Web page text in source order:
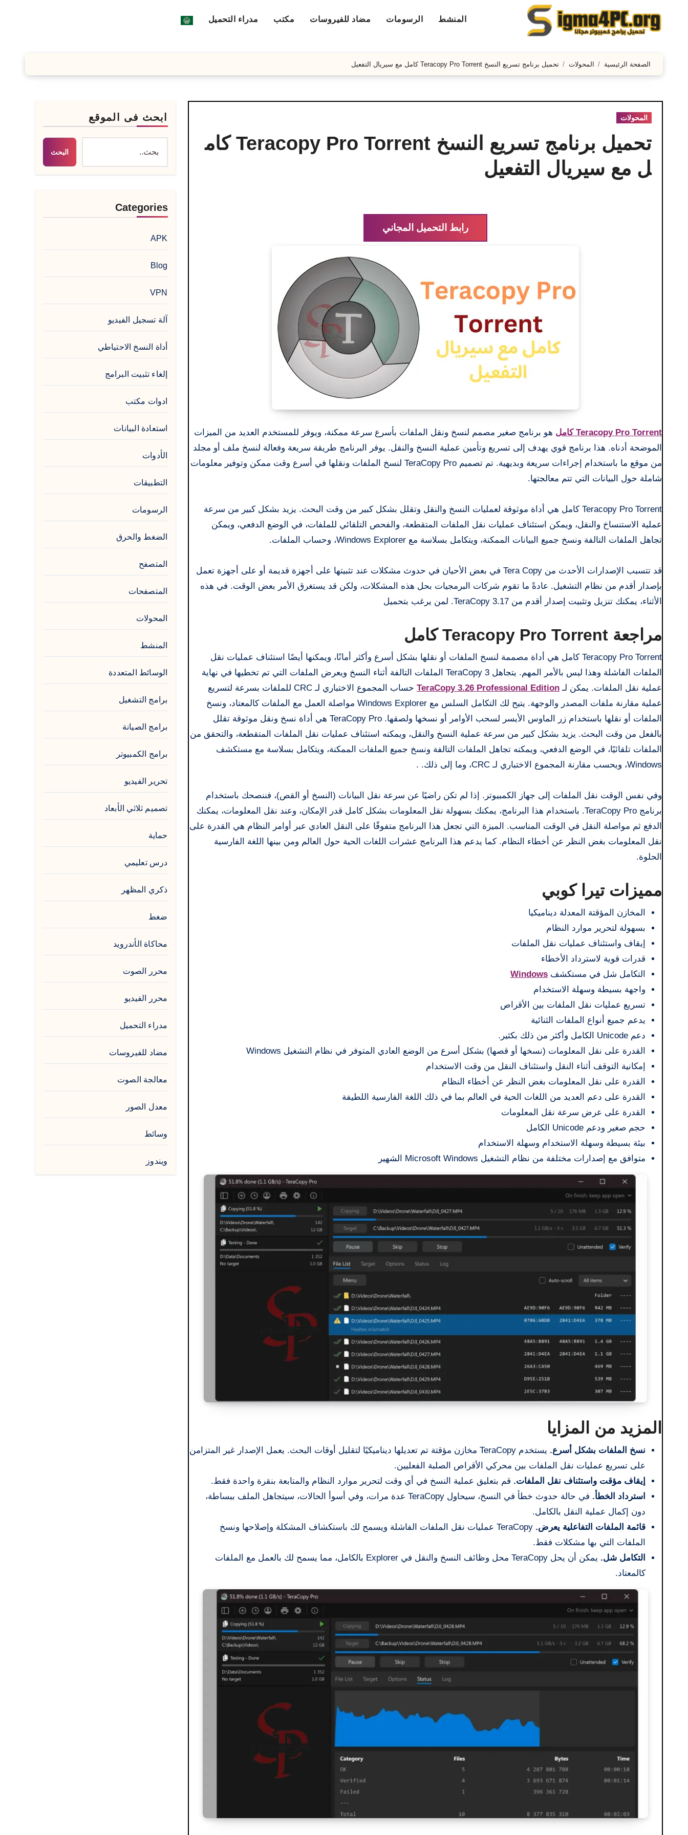
المنشط الرسومات مضاد للفيروسات مكتب مدراء التحميل
الصفحة الرئيسية المحولات تحميل برنامج تسريع النسخ Teracopy Pro Torrent كامل مع سيريال التفعيل
المحولات
تحميل برنامج تسريع النسخ Teracopy Pro Torrent كام
ل مع سيريال التفعيل
رابط التحميل المجاني
Teracopy Pro Torrent كامل
هو برنامج صغير مصمم لنسخ ونقل الملفات بأسرع سرعة ممكنة، ويوفر للمستخدم العديد من الميزات
الموضحة أدناه. هذا برنامج قوي يهدف إلى تسريع وتأمين عملية النسخ والنقل. يوفر البرنامج طريقة سريعة وفعالة لنسخ ملف أو مجلد
من موقع ما باستخدام إجراءات سريعة وبديهية. تم تصميم TeraCopy Pro لنسخ الملفات ونقلها في أسرع وقت ممكن وتوفير معلومات
شاملة حول البيانات التي تتم معالجتها.
Teracopy Pro Torrent كامل هي أداة موثوقة لعمليات النسخ والنقل وتقلل بشكل كبير من وقت البحث. يزيد بشكل كبير من سرعة
عملية الاستنساخ والنقل، ويمكن استئناف عمليات نقل الملفات المتقطعة، والفحص التلقائي للملفات، في الوضع الدفعي، ويمكن
تجاهل الملفات التالفة ونسخ جميع البيانات الممكنة، ويتكامل بسلاسة مع Windows Explorer، وحساب الملفات.
قد تتسبب الإصدارات الأحدث من Tera Copy في بعض الأحيان في حدوث مشكلات عند تثبيتها على أجهزة قديمة أو على أجهزة تعمل
بإصدار أقدم من نظام التشغيل. عادةً ما تقوم شركات البرمجيات بحل هذه المشكلات، ولكن قد يستغرق الأمر بعض الوقت. في هذه
الأثناء، يمكنك تنزيل وتثبيت إصدار أقدم من TeraCopy 3.17. لمن يرغب بتحميل
مراجعة Teracopy Pro Torrent كامل
Teracopy Pro Torrent كامل هي أداة مصممة لنسخ الملفات أو نقلها بشكل أسرع وأكثر أمانًا، ويمكنها أيضًا استئناف عمليات نقل
الملفات الفاشلة وهذا ليس بالأمر المهم. يتجاهل TeraCopy 3 الملفات التالفة أثناء النسخ ويعرض الملفات التي تم تخطيها في نهاية
عملية نقل الملفات. يمكن لـ TeraCopy 3.26 Professional Edition
حساب المجموع الاختباري لـ CRC للملفات بسرعة لتسريع
عملية مقارنة ملفات المصدر والوجهة. يتيح لك التكامل السلس مع Windows Explorer مواصلة العمل مع الملفات كالمعتاد، ونسخ
الملفات أو نقلها باستخدام زر الماوس الأيسر لسحب الأوامر أو نسخها ولصقها. TeraCopy Pro هي أداة نسخ ونقل موثوقة تقلل
بالفعل من وقت البحث. يزيد بشكل كبير من سرعة عملية النسخ والنقل، ويمكنه استئناف عمليات نقل الملفات المتقطعة، والتحقق من
الملفات تلقائيًا، في الوضع الدفعي، ويمكنه تجاهل الملفات التالفة ونسخ جميع الملفات الممكنة، ويتكامل بسلاسة مع مستكشف
Windows، ويحسب مقارنة المجموع الاختباري لـ CRC، وما إلى ذلك. .
وفي نفس الوقت نقل الملفات إلى جهاز الكمبيوتر. إذا لم تكن راضيًا عن سرعة نقل البيانات (النسخ أو القص)، فننصحك باستخدام
برنامج TeraCopy Pro. باستخدام هذا البرنامج، يمكنك بسهولة نقل المعلومات بشكل كامل قدر الإمكان، وعند نقل المعلومات، يمكنك
الدفع ثم مواصلة النقل في الوقت المناسب. الميزة التي تجعل هذا البرنامج متفوقًا على النقل العادي عبر أوامر النظام هي القدرة على
نقل المعلومات بغض النظر عن أخطاء النظام. كما يدعم هذا البرنامج عشرات اللغات الحية حول العالم ومن بينها اللغة الفارسية
الحلوة.
مميزات تيرا كوبي
المخازن المؤقتة المعدلة ديناميكيا
بسهولة لتحرير موارد النظام
إيقاف واستئناف عمليات نقل الملفات
قدرات قوية لاسترداد الأخطاء
التكامل شل في مستكشف Windows
واجهة بسيطة وسهلة الاستخدام
تسريع عمليات نقل الملفات بين الأقراص
يدعم جميع أنواع الملفات الثنائية
دعم Unicode الكامل وأكثر من ذلك بكثير.
القدرة على نقل المعلومات (نسخها أو قصها) بشكل أسرع من الوضع العادي المتوفر في نظام التشغيل Windows
إمكانية التوقف أثناء النقل واستئناف النقل من وقت الاستخدام
القدرة على نقل المعلومات بغض النظر عن أخطاء النظام
القدرة على دعم العديد من اللغات الحية في العالم بما في ذلك اللغة الفارسية اللطيفة
القدرة على عرض سرعة نقل المعلومات
حجم صغير ودعم Unicode الكامل
بيئة بسيطة وسهلة الاستخدام وسهلة الاستخدام
متوافق مع إصدارات مختلفة من نظام التشغيل Microsoft Windows الشهير
المزيد من المزايا
نسخ الملفات بشكل أسرع.
يستخدم TeraCopy مخازن مؤقتة تم تعديلها ديناميكيًا لتقليل أوقات البحث. يعمل الإصدار غير المتزامن
على تسريع عمليات نقل الملفات بين محركي الأقراص الصلبة الفعليين.
إيقاف مؤقت واستئناف نقل الملفات. قم بتعليق عملية النسخ في أي وقت لتحرير موارد النظام والمتابعة بنقرة واحدة فقط.
استرداد الخطأ.
في حالة حدوث خطأ في النسخ، سيحاول TeraCopy عدة مرات، وفي أسوأ الحالات، سيتجاهل الملف ببساطة،
دون إكمال عملية النقل بالكامل.
قائمة الملفات التفاعلية يعرض.
TeraCopy عمليات نقل الملفات الفاشلة ويسمح لك باستكشاف المشكلة وإصلاحها ونسخ
الملفات التي بها مشكلات فقط.
التكامل شل.
يمكن أن يحل TeraCopy محل وظائف النسخ والنقل في Explorer بالكامل، مما يسمح لك بالعمل مع الملفات
كالمعتاد.
ابحث فى الموقع
البحث
Categories
APK
Blog
VPN
آلة تسجيل الفيديو
أداة النسخ الاحتياطي
إلغاء تثبيت البرامج
ادوات مكتب
استعادة البيانات
الأدوات
التطبيقات
الرسومات
الضغط والحرق
المتصفح
المتصفحات
المحولات
المنشط
الوسائط المتعددة
برامج التشغيل
برامج الصيانة
برامج الكمبيوتر
تحرير الفيديو
تصميم ثلاثي الأبعاد
حماية
درس تعليمي
ذكري المظهر
ضغط
محاكاة الأندرويد
محرر الصوت
محرر الفيديو
مدراء التحميل
مضاد للفيروسات
معالجة الصوت
معدل الصور
وسائط
ويندوز